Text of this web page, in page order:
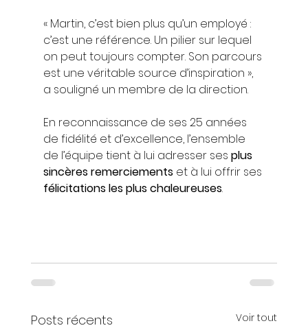
« Martin, c’est bien plus qu’un employé :
c’est une référence. Un pilier sur lequel
on peut toujours compter. Son parcours
est une véritable source d’inspiration »,
a souligné un membre de la direction.
En reconnaissance de ses 25 années
de fidélité et d’excellence, l’ensemble
de l’équipe tient à lui adresser ses plus
sincères remerciements et à lui offrir ses
félicitations les plus chaleureuses.
Posts récents Voir tout